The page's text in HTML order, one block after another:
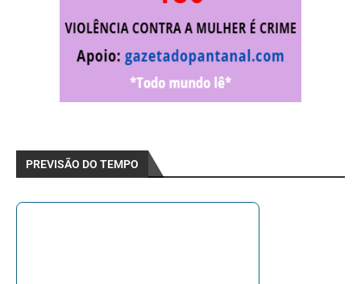
PREVISÃO DO TEMPO